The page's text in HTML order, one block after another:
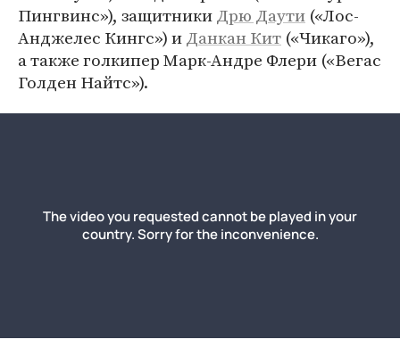
Пингвинс»), защитникиДрю Даути («Лос-
Анджелес Кингс») иДанкан Кит («Чикаго»),
а также голкипер Марк-Андре Флери («Вегас
Голден Найтс»).